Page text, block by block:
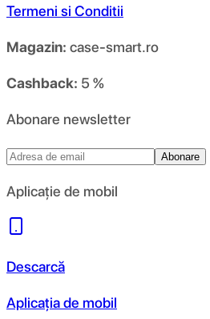
Termeni si Conditii
Magazin: case-smart.ro
Cashback: 5 %
Abonare newsletter
Abonare
Aplicație de mobil
Descarcă
Aplicația de mobil